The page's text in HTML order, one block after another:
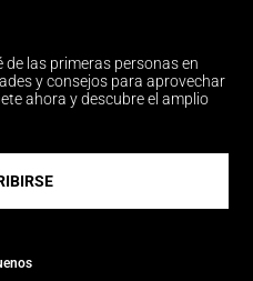
de las primeras personas en
y consejos para aprovechar
ahora y descubre el amplio